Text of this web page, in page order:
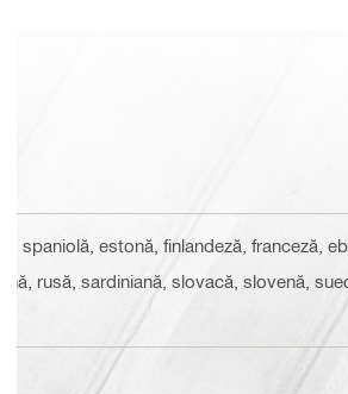
spaniolă, estonă, finlandeză, franceză,
rusă, sardiniană, slovacă, slovenă,